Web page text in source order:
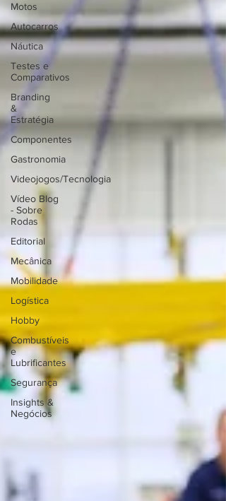
Motos
Autocarros
Náutica
Testes e
Comparativos
Branding
&
Estratégia
Componentes
Gastronomia
Videojogos/Tecnologia
Vídeo Blog
- Sobre
Rodas
Editorial
Mecânica
Mobilidade
Logística
Hobby
Combustíveis
e
Lubrificantes
Segurança
Insights &
Negócios